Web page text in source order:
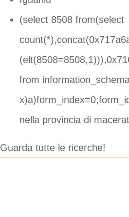
(select 8508 from(select
from
nella provincia di
Guarda tutte le ricerche!